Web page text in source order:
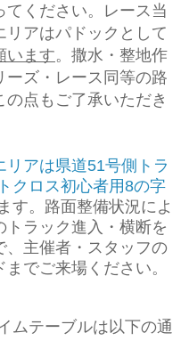
ください。 レース当
リ アはパドックとして
います。 撒水・整地作
ズ・レース同等の路
点もご了承いただき
リアは県道51号側トラ
クロス初心者用8の字
す。路面整備状況によ
トラック進入・横断を
、主催者・スタッフの
でご来場ください。
ムテーブルは以下の通